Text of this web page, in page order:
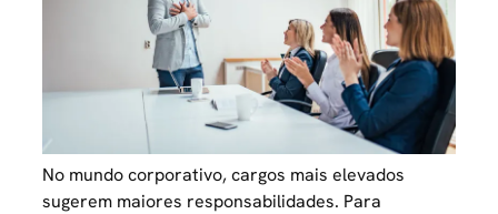
No mundo corporativo, cargos mais elevados
sugerem maiores responsabilidades. Para